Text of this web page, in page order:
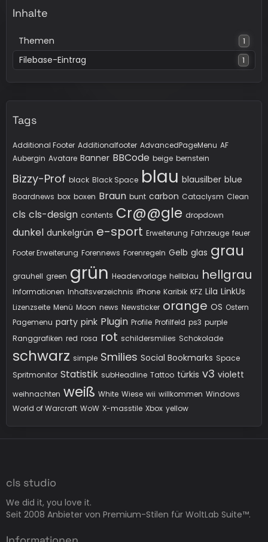
Inhalte
Themen 1
Filebase-Eintrag 1
Tags
Additional Footer Additionalfooter AdvancedPageMenu AF
Aubergin Avatare Banner BBCode beige bernstein
Bizzy-Prof black Black Space blau blausilber blue
Boardnews box boxen Braun bunt carbon Cataclysm Clean
cls cls-design contents Cr@@gle dropdown
dunkel dunkelgrün e-sport Erweiterung Fahrzeuge feuer
Footer Erweiterung Forennews Forenregeln Gelb glas grau
grauhell green grün Headervorlage hellblau hellgrau
Informationen Inhaltsverzeichnis iPhone Karibik KFZ Lila LinkUs
Lizenzseite Menü Moon news Newsticker orange OS Ostern
Pagemenu party pink Plugin Profile Profilfeld ps3 purple
Ranggrafiken red rosa rot schildersmilies Schokolade
schwarz simple Smilies Social Bookmarks Space
Spritmonitor Statistik subHeadline Tattoo türkis v3 violett
weihnachten weiß White Wiese wii willkommen Windows
World of Warcraft WoW X-masstile Xbox yellow
cls studio
We did it, you love it.
Seit 2008 Anbieter von Premium-Stilen für WoltLab Suite™.